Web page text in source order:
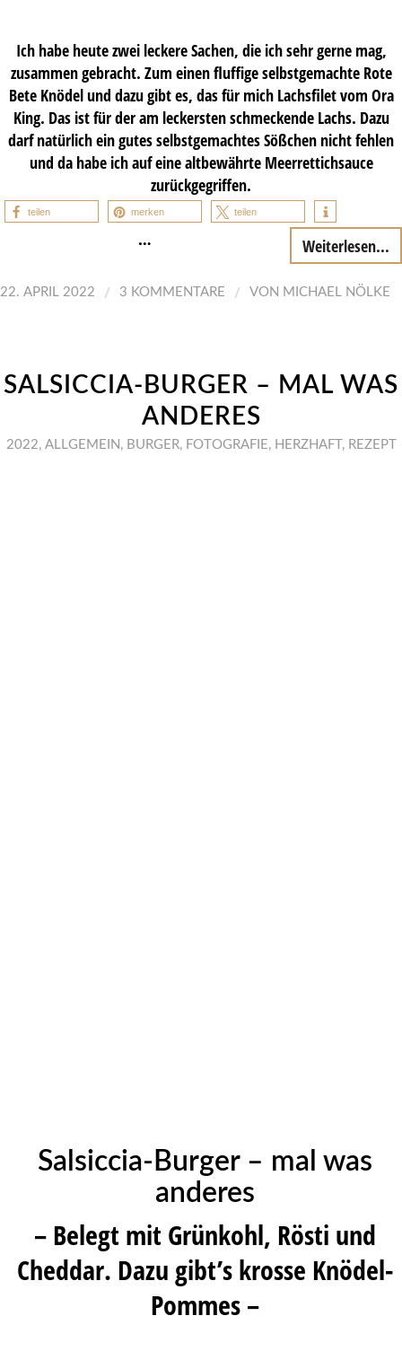
Ich habe heute zwei leckere Sachen, die ich sehr gerne mag,
zusammen gebracht. Zum einen fluffige selbstgemachte Rote
Bete Knödel und dazu gibt es, das für mich Lachsfilet vom Ora
King. Das ist für der am leckersten schmeckende Lachs. Dazu
darf natürlich ein gutes selbstgemachtes Sößchen nicht fehlen
und da habe ich auf eine altbewährte Meerrettichsauce
zurückgegriffen.
teilen merken teilen
… Weiterlesen...
22. APRIL 2022 / 3 KOMMENTARE / VON MICHAEL NÖLKE
SALSICCIA-BURGER – MAL WAS
ANDERES
2022, ALLGEMEIN , BURGER, FOTOGRAFIE , HERZHAFT , REZEPT
Salsiccia-Burger – mal was
anderes
– Belegt mit Grünkohl, Rösti und
Cheddar. Dazu gibt’s krosse Knödel-
Pommes –